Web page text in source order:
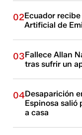
02Ecuador
Artificial de
03Fallece Allan
tras sufrir un
04Desaparición
Espinosa salió
a casa